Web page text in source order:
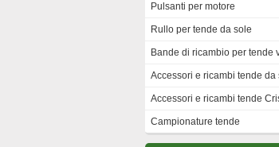
Pulsanti per motore
Rullo per tende da sole
Bande di ricambio per tende
Accessori e ricambi tende da
Accessori e ricambi tende
Campionature tende